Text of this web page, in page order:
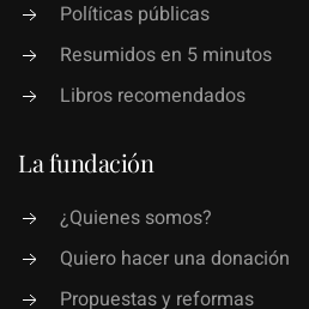
Políticas públicas
Resumidos en 5 minutos
Libros recomendados
La fundación
¿Quienes somos?
Quiero hacer una donación
Propuestas y reformas